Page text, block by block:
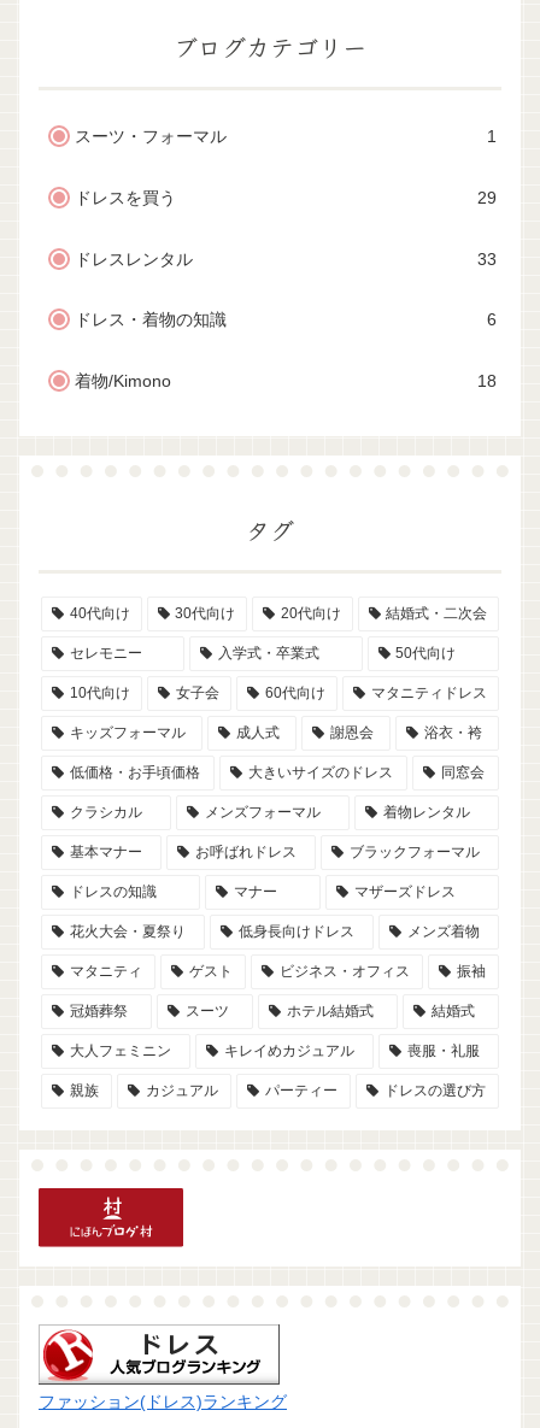
ブログカテゴリー
スーツ・フォーマル 1
ドレスを買う 29
ドレスレンタル 33
ドレス・着物の知識 6
着物/Kimono 18
タグ
40代向け 30代向け 20代向け 結婚式・二次会
セレモニー 入学式・卒業式 50代向け
10代向け 女子会 60代向け マタニティドレス
キッズフォーマル 成人式 謝恩会 浴衣・袴
低価格・お手頃価格 大きいサイズのドレス 同窓会
クラシカル メンズフォーマル 着物レンタル
基本マナー お呼ばれドレス ブラックフォーマル
ドレスの知識 マナー マザーズドレス
花火大会・夏祭り 低身長向けドレス メンズ着物
マタニティ ゲスト ビジネス・オフィス 振袖
冠婚葬祭 スーツ ホテル結婚式 結婚式
大人フェミニン キレイめカジュアル 喪服・礼服
親族 カジュアル パーティー ドレスの選び方
ファッション(ドレス)ランキング